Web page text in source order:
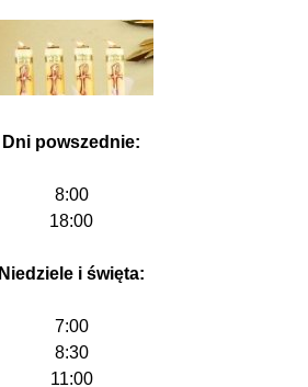
Dni powszednie:
8:00
18:00
Niedziele i święta:
7:00
8:30
11:00